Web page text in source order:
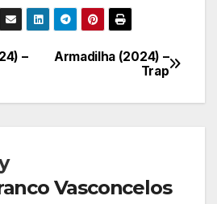
Armadilha (2024) –
Trap
–
Vasconcelos